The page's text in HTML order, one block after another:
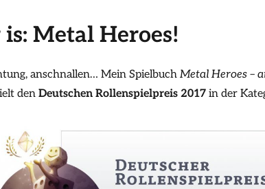
Metal Heroes!
anschnallen… Mein Spielbuch Metal Heroes –
den Deutschen Rollenspielpreis 2017 in der